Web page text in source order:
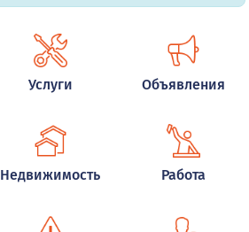
Услуги Объявления
Недвижимость Работа